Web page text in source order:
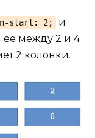
start: 2; и
между 2 и 4
2 колонки.